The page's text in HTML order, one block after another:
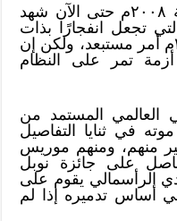
أن الاقتصاد العالمي منذ أزمة ٢٠٠٨م حتى الآن شهد
تجعل انفجارًا بذات
الصورة التي وقعت عام ٢٠٠٨م أمر مستبعد، ولكن إن
تمر على النظام
العالمي المستمد من
في ثنايا التفاصيل
منهم، ومنهم موريس
على جائزة نوبل
الرأسمالي يقوم على
أساس تدميره إذا لم